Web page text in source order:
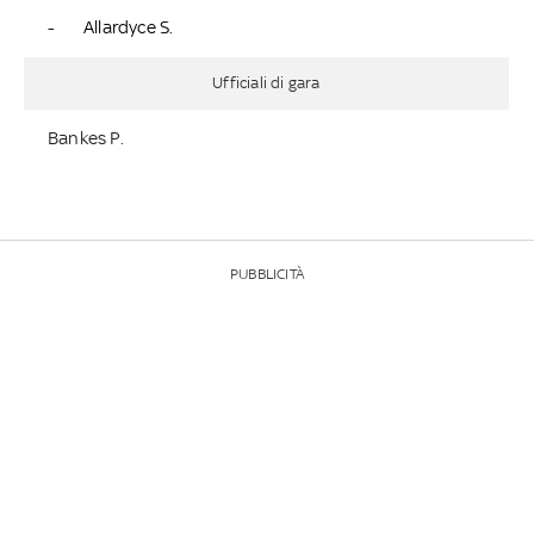
- Allardyce S.
Ufficiali di gara
Bankes P.
PUBBLICITÀ